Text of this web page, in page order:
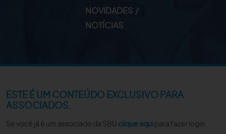
PUBLICAÇÕES
SBU NO CONSULTÓRIO
NOVIDADES
NOTÍCIAS
ESTE É UM CONTEÚDO EXCLUSIVO PARA
ASSOCIADOS.
Se você já é um associado da SBU clique aquipara fazer login.